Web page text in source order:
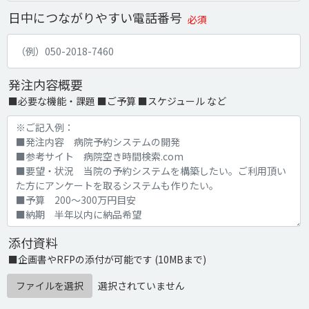
日中につながりやすい電話番号 必須
発注内容概要
■必要な機能・課題 ■ご予算 ■スケジュール など
添付資料
■企画書やRFPの添付が可能です (10MBまで)
ファイルを選択
選択されていません